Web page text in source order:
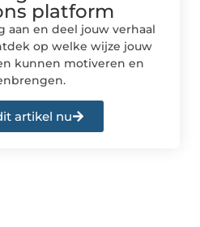
platform
aan en deel jouw verhaal
op welke wijze jouw
kunnen motiveren en
artikel nu